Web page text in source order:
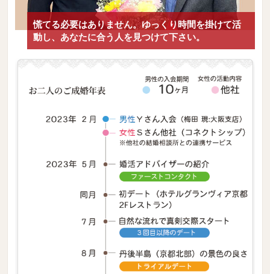
慌てる必要はありません。ゆっくり時間を掛けて活
動し、あなたに合う人を見つけて下さい。